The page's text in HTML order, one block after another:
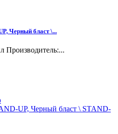
Черный бласт \...
Производитель:...